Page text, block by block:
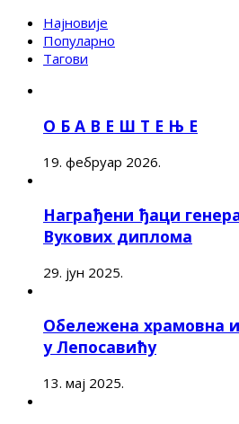
Најновије
Популарно
Тагови
О Б А В Е Ш Т Е Њ Е
19. фебруар 2026.
Награђени ђаци
Вукових диплома
29. јун 2025.
Обележена храмовна
у Лепосавићу
13. мај 2025.